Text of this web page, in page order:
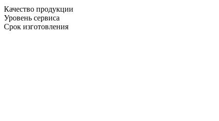
Качество продукции
Уровень сервиса
Срок изготовления